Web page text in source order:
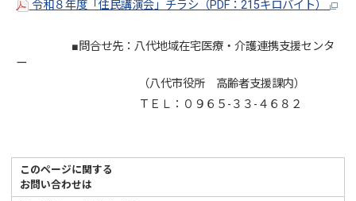
令和８年度「住民講演会」チラシ（PDF：215キロバイト）
■問合せ先：八代地域在宅医療・介護連携支援センタ
ー
（八代市役所 高齢者支援課内）
ＴＥＬ：０９６５-３３-４６８２
このページに関する
お問い合わせは